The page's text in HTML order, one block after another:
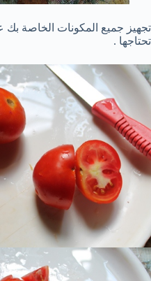
تجهيز جميع المكونات الخاصة
تحتاجها .